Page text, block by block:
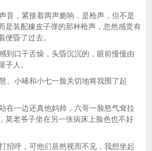
音，紧接着两声脆响，是枪声，但不是
是装配橡皮子弹的那种枪声，忽然感觉有
便昏了过去。
口干舌燥，头昏沉沉的，眼前慢慢由
子人。
、小晞和小七一脸关切地将我围了起
在一边还真他妈帅，六哥一脸怒气耷拉
莫老爷子坐在另一张病床上脸色也不好
招呼，可他们居然视而不见，我想坐起